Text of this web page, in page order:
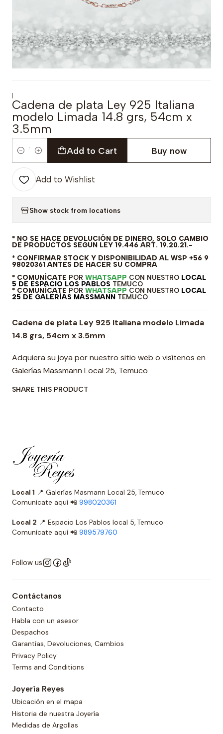
|
Cadena de plata Ley 925 Italiana
modelo Limada 14.8 grs, 54cm x
3.5mm
Quantity
Add to Cart Buy now
Add to Wishlist
Show stock from locations
* NO SE HACE DEVOLUCIÓN DE DINERO, SOLO CAMBIO
DE PRODUCTOS SEGUN LEY 19.446 ART. 19.20.21.-
* CONFIRMAR STOCK Y DISPONIBILIDAD AL WSP +56 9
98020361 ANTES DE HACER SU COMPRA
* COMUNÍCATE POR WHATSAPP CON NUESTRO LOCAL
5 DE ESPACIO LOS PABLOS TEMUCO
* COMUNÍCATE POR WHATSAPP CON NUESTRO LOCAL
25 DE GALERÍAS MASSMANN TEMUCO
Cadena de plata Ley 925 Italiana modelo Limada
14.8 grs, 54cm x 3.5mm
Adquiera su joya por nuestro sitio web o visítenos en
Galerías Massmann Local 25, Temuco
SHARE THIS PRODUCT
Local 1 📍 Galerías Masmann Local 25, Temuco
Comunícate aquí 📲 998020361
Local 2 📍 Espacio Los Pablos local 5, Temuco
Comunícate aquí 📲 989579760
Follow us
Contáctanos
Contacto
Habla con un asesor
Despachos
Garantías, Devoluciones, Cambios
Privacy Policy
Terms and Conditions
Joyería Reyes
Ubicación en el mapa
Historia de nuestra Joyería
Medidas de Argollas